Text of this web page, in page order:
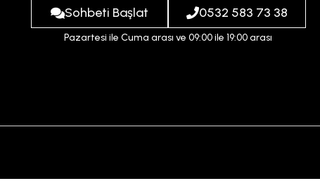
Sohbeti Başlat 0532 583 73 38
Pazartesi ile Cuma arası ve 09:00 ile 19:00 arası